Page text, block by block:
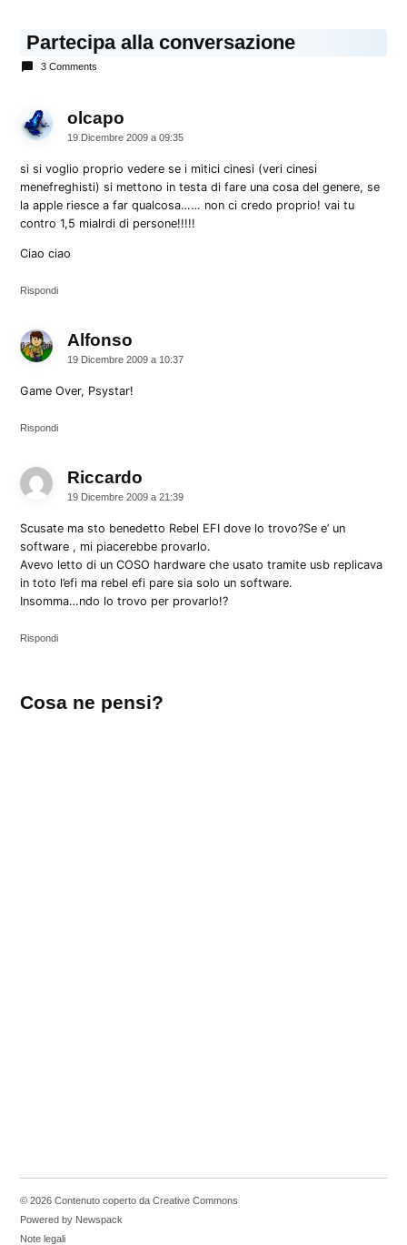
Partecipa alla conversazione
3 Comments
olcapo
19 Dicembre 2009 a 09:35
si si voglio proprio vedere se i mitici cinesi (veri cinesi
menefreghisti) si mettono in testa di fare una cosa del genere, se
la apple riesce a far qualcosa…… non ci credo proprio! vai tu
contro 1,5 mialrdi di persone!!!!!
Ciao ciao
Rispondi
Alfonso
19 Dicembre 2009 a 10:37
Game Over, Psystar!
Rispondi
Riccardo
19 Dicembre 2009 a 21:39
Scusate ma sto benedetto Rebel EFI dove lo trovo?Se e’ un
software , mi piacerebbe provarlo.
Avevo letto di un COSO hardware che usato tramite usb replicava
in toto l’efi ma rebel efi pare sia solo un software.
Insomma…ndo lo trovo per provarlo!?
Rispondi
un
Cosa ne pensi?
© 2026 Contenuto coperto da Creative Commons
Powered by Newspack
Note legali